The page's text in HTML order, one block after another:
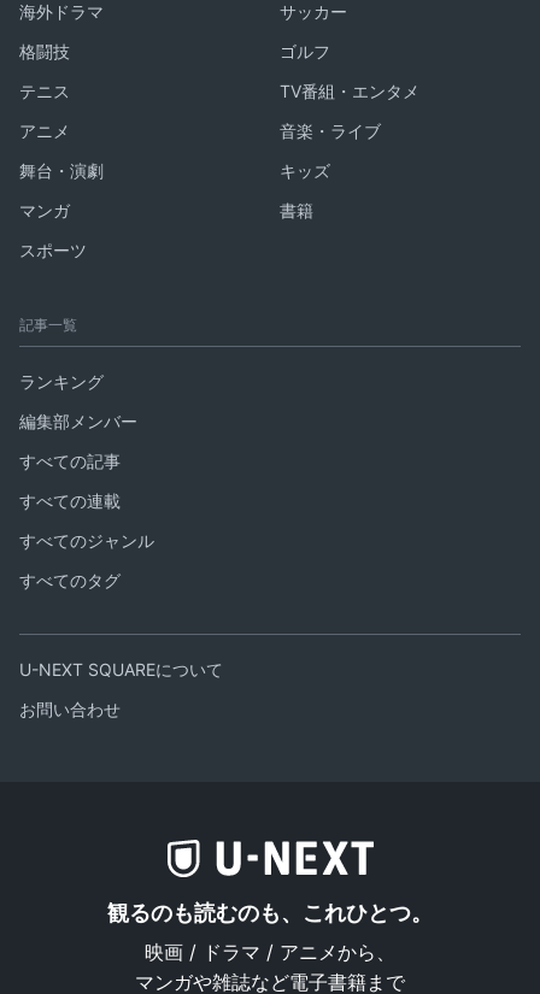
海外ドラマ
サッカー
格闘技
ゴルフ
テニス
TV番組・エンタメ
アニメ
音楽・ライブ
舞台・演劇
キッズ
マンガ
書籍
スポーツ
記事一覧
ランキング
編集部メンバー
すべての記事
すべての連載
すべてのジャンル
すべてのタグ
U-NEXT SQUAREについて
お問い合わせ
観るのも読むのも、これひとつ。
映画 / ドラマ / アニメから、
マンガや雑誌など電子書籍まで